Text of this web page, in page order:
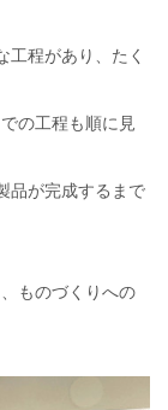
工程があり、たく
の工程も順に見
品が完成するまで
ものづくりへの